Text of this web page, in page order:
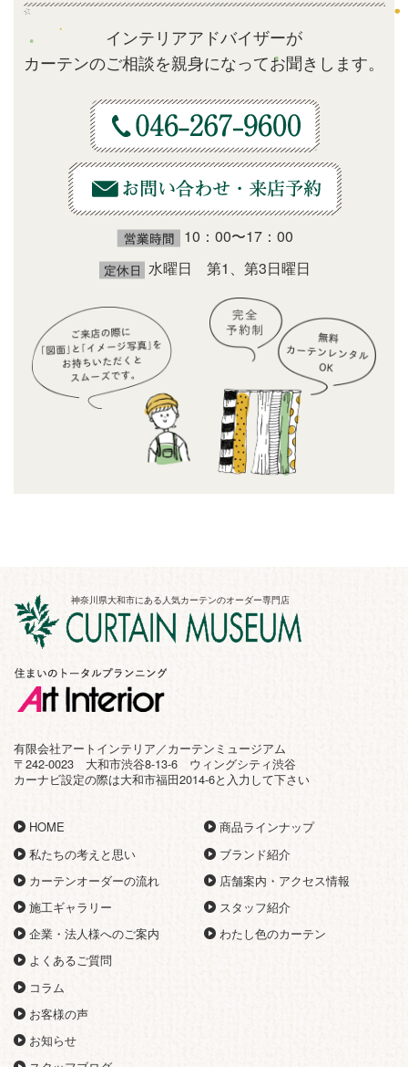
インテリアアドバイザーが
カーテンのご相談を親身になってお聞きします。
10：00〜17：00
水曜日 第1、第3日曜日
神奈川県大和市にある人気カーテンのオーダー専門店
有限会社アートインテリア／カーテンミュージアム
〒242-0023 大和市渋谷8-13-6 ウィングシティ渋谷
カーナビ設定の際は大和市福田2014-6と入力して下さい
HOME
私たちの考えと思い
カーテンオーダーの流れ
施工ギャラリー
企業・法人様へのご案内
よくあるご質問
コラム
商品ラインナップ
ブランド紹介
店舗案内・アクセス情報
スタッフ紹介
わたし色のカーテン
お客様の声
お知らせ